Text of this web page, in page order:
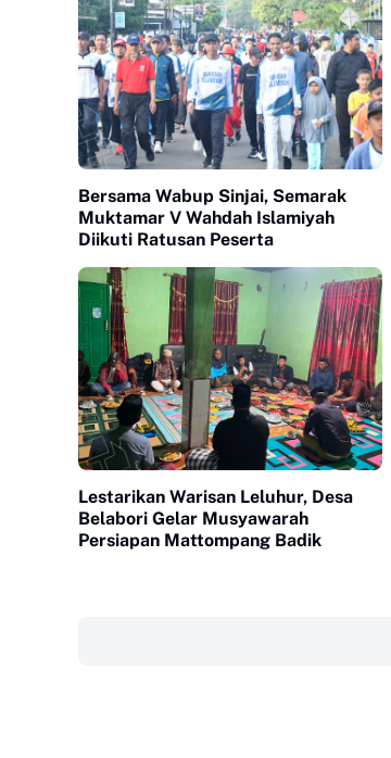
Bersama Wabup Sinjai, Semarak
Muktamar V Wahdah Islamiyah
Diikuti Ratusan Peserta
Lestarikan Warisan Leluhur, Desa
Belabori Gelar Musyawarah
Persiapan Mattompang Badik